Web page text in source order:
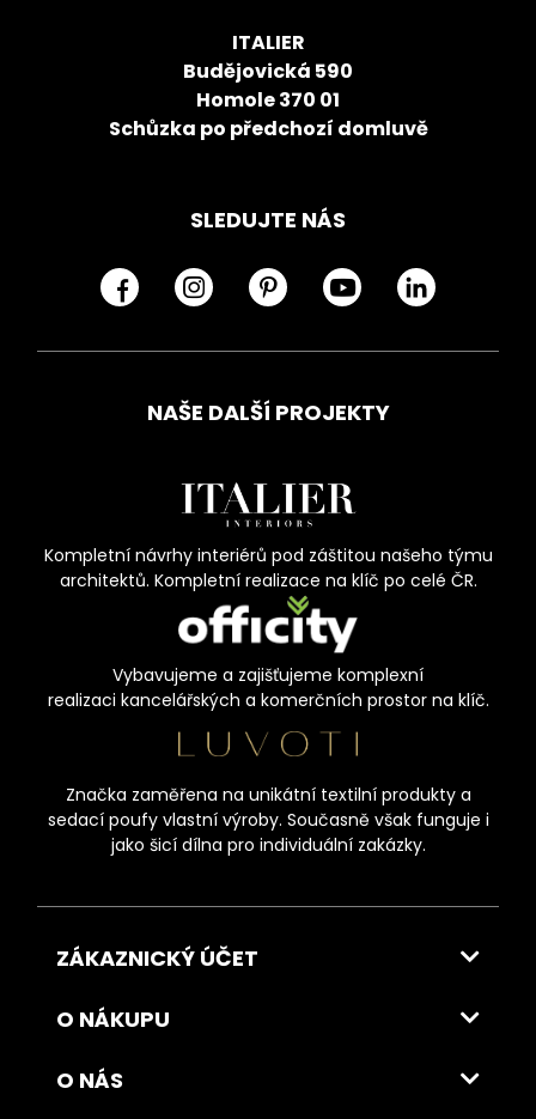
ITALIER
Budějovická 590
Homole 370 01
Schůzka po předchozí domluvě
SLEDUJTE NÁS
NAŠE DALŠÍ PROJEKTY
Kompletní návrhy interiérů pod záštitou našeho týmu
architektů. Kompletní realizace na klíč po celé ČR.
Vybavujeme a zajišťujeme komplexní
realizaci kancelářských a komerčních prostor na klíč.
Značka zaměřena na unikátní textilní produkty a
sedací poufy vlastní výroby. Současně však funguje i
jako šicí dílna pro individuální zakázky.
ZÁKAZNICKÝ ÚČET
O NÁKUPU
O NÁS